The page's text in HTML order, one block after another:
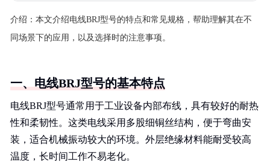
介绍： 本文介绍电线BRJ型号的特点和常见规格，帮助理解其在不
同场景下的应用，以及选择时的注意事项。
一、电线BRJ型号的基本特点
电线BRJ型号通常用于工业设备内部布线，具有较好的耐热
性和柔韧性。这类电线采用多股细铜丝结构，便于弯曲安
装，适合机械振动较大的环境。外层绝缘材料能耐受较高
温度，长时间工作不易老化。